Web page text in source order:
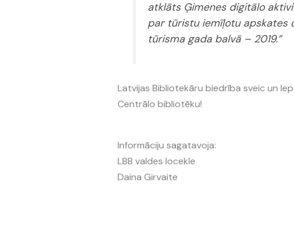
atklāts Ģimenes digitālo
par tūristu iemīļotu apskates
tūrisma gada balvā – 2019.”
Latvijas Bibliotekāru biedrība sveic un
Centrālo bibliotēku!
Informāciju sagatavoja:
LBB valdes locekle
Daina Girvaite